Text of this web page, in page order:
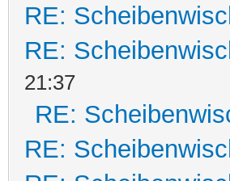
RE:
RE:
21:37
RE:
RE: